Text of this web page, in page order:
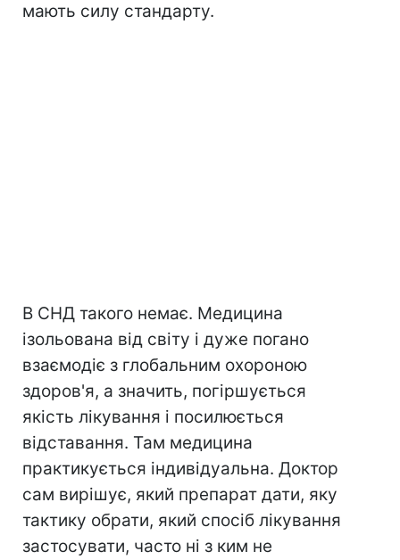
мають силу стандарту.
В СНД такого немає. Медицина
ізольована від світу і дуже погано
взаємодіє з глобальним охороною
здоров'я, а значить, погіршується
якість лікування і посилюється
відставання. Там медицина
практикується індивідуальна. Доктор
сам вирішує, який препарат дати, яку
тактику обрати, який спосіб лікування
застосувати, часто ні з ким не